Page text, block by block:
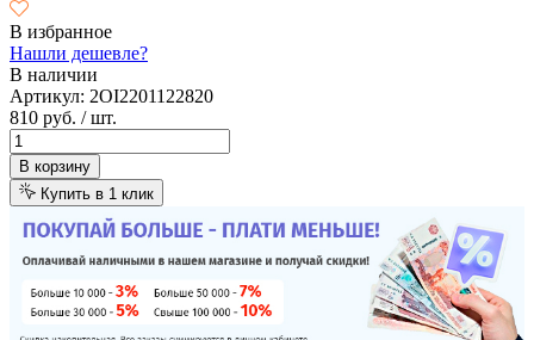
В избранное
Нашли дешевле?
В наличии
Артикул: 2OI2201122820
810 руб. / шт.
В корзину
Купить в 1 клик